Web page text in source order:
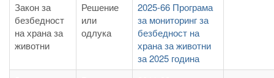
Закон за
безбедност
на храна за
животни
Решение
или
одлука
2025-66 Програма
за мониторинг за
безбедност на
храна за животни
за 2025 година